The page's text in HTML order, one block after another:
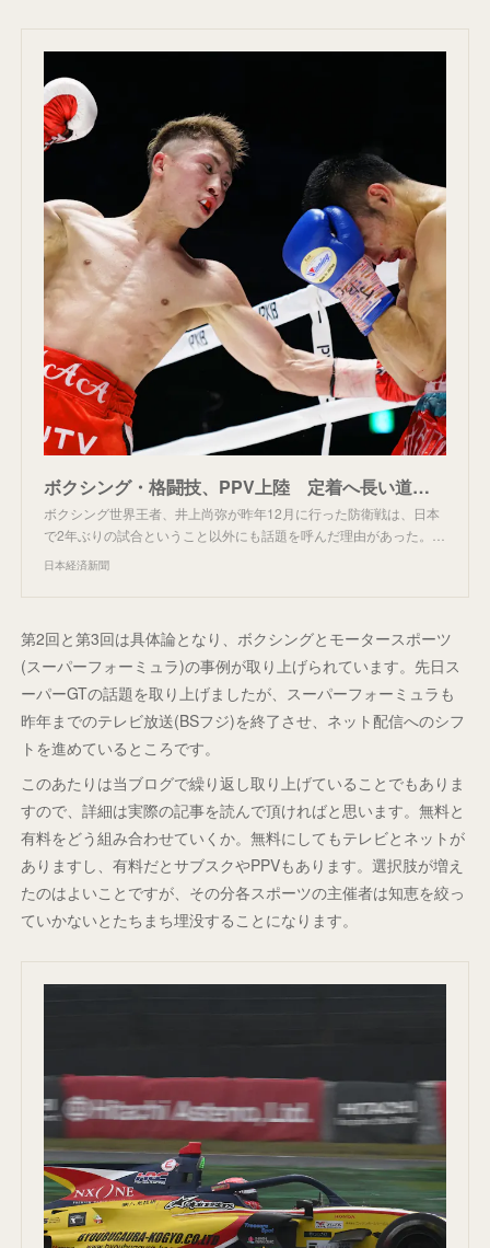
ボクシング・格闘技、PPV上陸 定着へ長い道のり （写真=共同）
ボクシング世界王者、井上尚弥が昨年12月に行った防衛戦は、日本
で2年ぶりの試合ということ以外にも話題を呼んだ理由があった。…
日本経済新聞
第2回と第3回は具体論となり、ボクシングとモータースポーツ
(スーパーフォーミュラ)の事例が取り上げられています。先日ス
ーパーGTの話題を取り上げましたが、スーパーフォーミュラも
昨年までのテレビ放送(BSフジ)を終了させ、ネット配信へのシフ
トを進めているところです。
このあたりは当ブログで繰り返し取り上げていることでもありま
すので、詳細は実際の記事を読んで頂ければと思います。無料と
有料をどう組み合わせていくか。無料にしてもテレビとネットが
ありますし、有料だとサブスクやPPVもあります。選択肢が増え
たのはよいことですが、その分各スポーツの主催者は知恵を絞っ
ていかないとたちまち埋没することになります。